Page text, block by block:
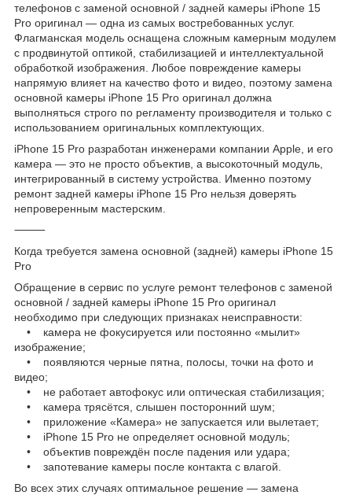
телефонов с заменой основной / задней камеры iPhone 15
Pro оригинал — одна из самых востребованных услуг.
Флагманская модель оснащена сложным камерным модулем
с продвинутой оптикой, стабилизацией и интеллектуальной
обработкой изображения. Любое повреждение камеры
напрямую влияет на качество фото и видео, поэтому замена
основной камеры iPhone 15 Pro оригинал должна
выполняться строго по регламенту производителя и только с
использованием оригинальных комплектующих.
iPhone 15 Pro разработан инженерами компании Apple, и его
камера — это не просто объектив, а высокоточный модуль,
интегрированный в систему устройства. Именно поэтому
ремонт задней камеры iPhone 15 Pro нельзя доверять
непроверенным мастерским.
⸻
Когда требуется замена основной (задней) камеры iPhone 15
Pro
Обращение в сервис по услуге ремонт телефонов с заменой
основной / задней камеры iPhone 15 Pro оригинал
необходимо при следующих признаках неисправности:
• камера не фокусируется или постоянно «мылит»
изображение;
• появляются черные пятна, полосы, точки на фото и
видео;
• не работает автофокус или оптическая стабилизация;
• камера трясётся, слышен посторонний шум;
• приложение «Камера» не запускается или вылетает;
• iPhone 15 Pro не определяет основной модуль;
• объектив повреждён после падения или удара;
• запотевание камеры после контакта с влагой.
Во всех этих случаях оптимальное решение — замена